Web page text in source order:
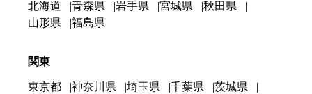
北海道 青森県 岩手県 宮城県
秋田県
山形県
福島県
関東
東京都 神奈川県 埼玉県 千葉県
茨城県